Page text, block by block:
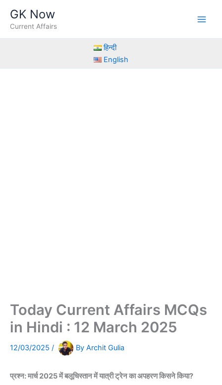
content
GK Now
Current Affairs
हिन्दी
English
Today Current Affairs MCQs
in Hindi : 12 March 2025
12/03/2025 / By Archit Gulia
प्रश्न: मार्च 2025 में बलूचिस्तान में यात्री ट्रेन का अपहरण किसने किया?